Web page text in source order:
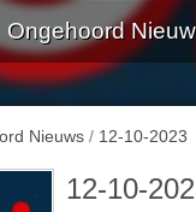
Ongehoord
Nieuws / 12-10-2023
12-10-
5-10-2023